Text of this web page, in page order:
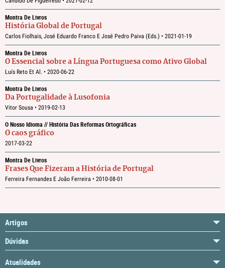
Montra De Livros
História Global de Portugal
Carlos Fiolhais, José Eduardo Franco E José Pedro Paiva (eds.) • 2021-01-19
Montra De Livros
O Essencial sobre a Língua Portuguesa como Ativo Global
Luís Reto Et Al. • 2020-06-22
Montra De Livros
Da Portugalidade à Lusofonia
Vitor Sousa • 2019-02-13
O Nosso Idioma // História Das Reformas Ortográficas
O caos gráfico
2017-03-22
Montra De Livros
Frases Que Fizeram a História de Portugal
Ferreira Fernandes E João Ferreira • 2010-08-01
Artigos
Dúvidas
Atualidades